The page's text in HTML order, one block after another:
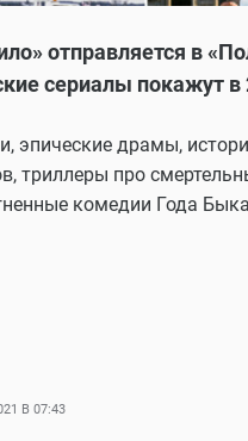
отправляется в
сериалы покажут в
эпические драмы,
триллеры про
комедии Года Быка
В 07:43